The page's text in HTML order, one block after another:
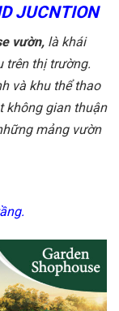
JUCNTION
vườn, là khái
trên thị trường.
và khu thể thao
không gian thuận
mảng vườn